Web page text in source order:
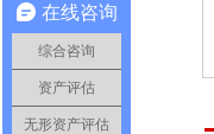
在线咨询
综合咨询
资产评估
无形资产评估